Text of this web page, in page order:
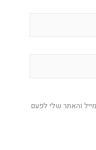
והאתר שלי לפעם